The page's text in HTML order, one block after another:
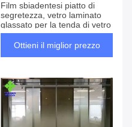
Film sbiadentesi piatto di
segretezza, vetro laminato
glassato per la tenda di vetro
Ottieni il miglior prezzo